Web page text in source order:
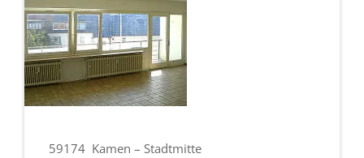
59174 Kamen – Stadtmitte